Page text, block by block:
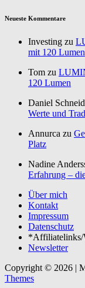
Neueste Kommentare
Investing zu
mit 120 Lumen
Tom zu
120 Lumen
Daniel
Werte und
Annurca zu
Platz
Nadine
Erfahrung –
Über mich
Kontakt
Impressum
Datenschutz
*Affiliatelinks/
Newsletter
Copyright © 2026 |
Themes